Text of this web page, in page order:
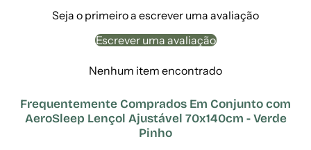
Seja o primeiro a escrever uma avaliação
Escrever uma avaliação
Nenhum item encontrado
Frequentemente Comprados Em Conjunto com
AeroSleep Lençol Ajustável 70x140cm - Verde
Pinho